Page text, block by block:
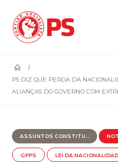
PS DIZ QUE PERDA DA
ALIANÇAS DO GOVERNO COM
ASSUNTOS CONSTITU...
GPPS LEI DA